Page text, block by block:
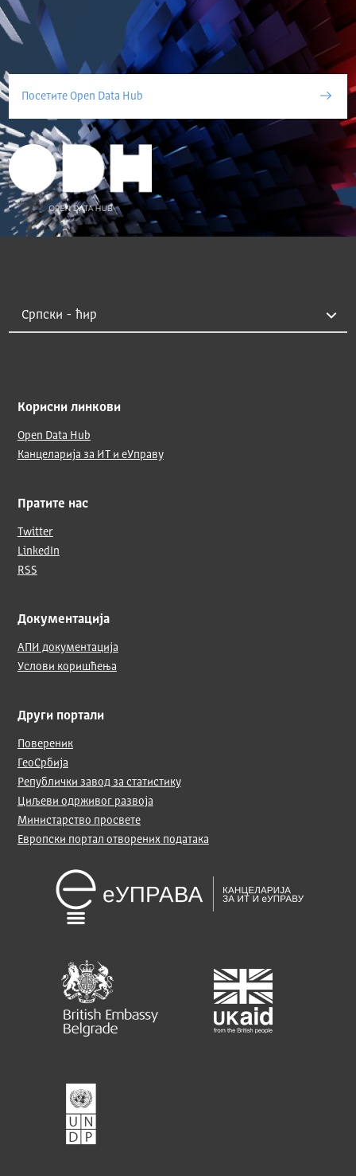
Посетите Open Data Hub
Корисни линкови
Open Data Hub
Канцеларија за ИТ и еУправу
Пратите нас
Twitter
LinkedIn
RSS
Документација
АПИ документација
Услови коришћења
Други портали
Повереник
ГеоСрбија
Републички завод за статистику
Циљеви одрживог развоја
Министарство просвете
Европски портал отворених података